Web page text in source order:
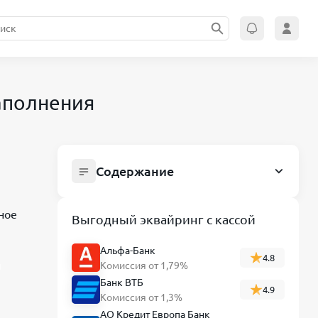
Содержание
формы на патент со 2 марта 2026 года
Основной документ для получения
патента
Структура заявления на патент по
Выгодный эквайринг с кассой
Альфа-Банк
Комиссия от 1,79%
4.8
Банк ВТБ
Комиссия от 1,3%
4.9
АО Кредит Европа Банк